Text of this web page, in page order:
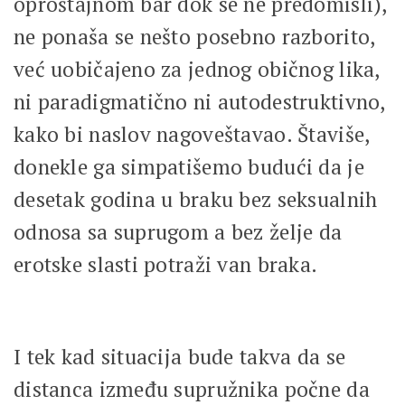
ne ponaša se nešto posebno razborito,
već uobičajeno za jednog običnog lika,
ni paradigmatično ni autodestruktivno,
kako bi naslov nagoveštavao. Štaviše,
donekle ga simpatišemo budući da je
desetak godina u braku bez seksualnih
odnosa sa suprugom a bez želje da
erotske slasti potraži van braka.
I tek kad situacija bude takva da se
distanca između supružnika počne da